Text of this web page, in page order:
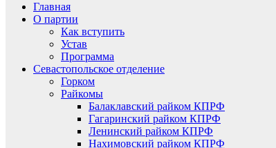
Главная
О партии
Как вступить
Устав
Программа
Севастопольское отделение
Горком
Райкомы
Балаклавский райком КПРФ
Гагаринский райком КПРФ
Ленинский райком КПРФ
Нахимовский райком КПРФ